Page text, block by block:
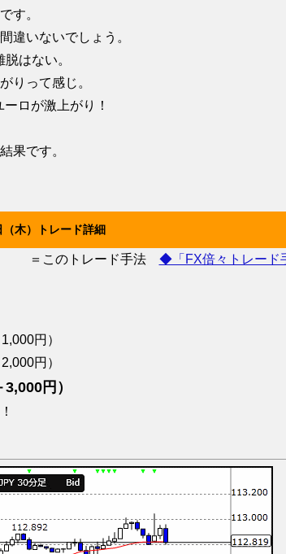
す。
違いないでしょう。
はない。
りって感じ。
ロが激上がり！
果です。
木）トレード詳細
＝このトレード手法 ◆「FX倍々トレード
円）
円）
3,000円）